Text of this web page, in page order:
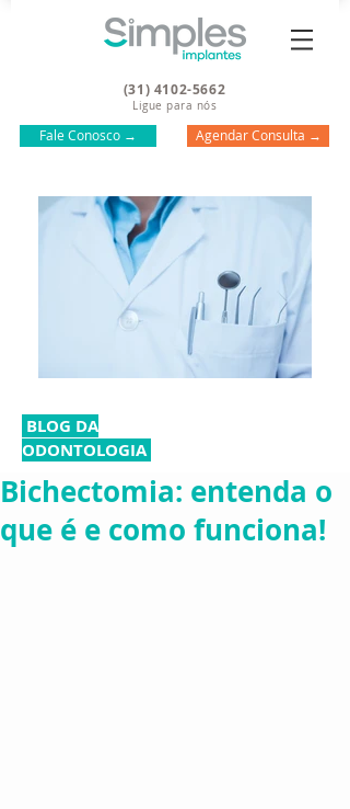
(31) 4102-5662
Ligue para nós
Fale Conosco → Agendar Consulta →
BLOG DA
ODONTOLOGIA
Bichectomia: entenda o
que é e como funciona!